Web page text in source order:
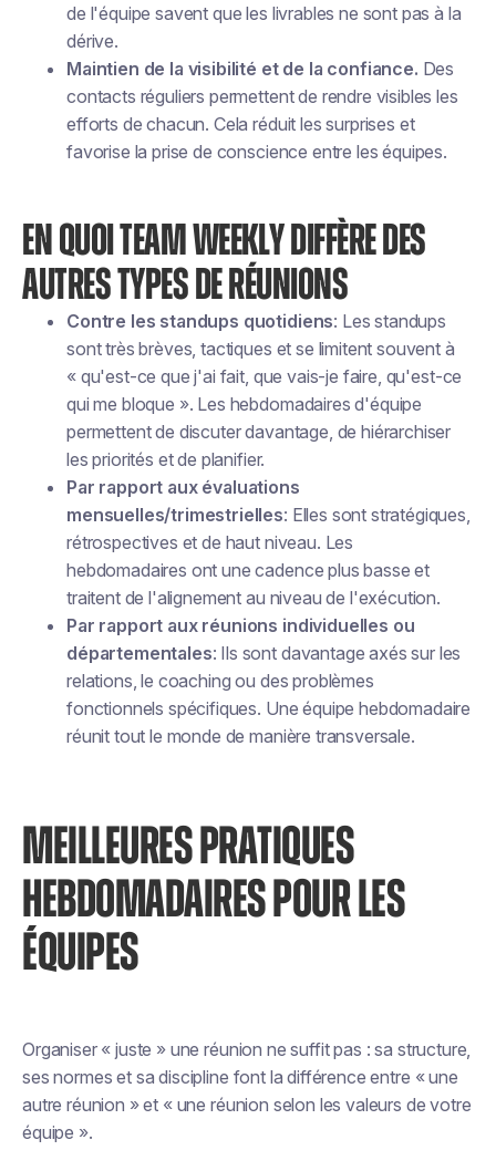
de l'équipe savent que les livrables ne sont pas à la
dérive.
Maintien de la visibilité et de la confiance. Des
contacts réguliers permettent de rendre visibles les
efforts de chacun. Cela réduit les surprises et
favorise la prise de conscience entre les équipes.
EN QUOI TEAM WEEKLY DIFFÈRE DES
AUTRES TYPES DE RÉUNIONS
Contre les standups quotidiens: Les standups
sont très brèves, tactiques et se limitent souvent à
« qu'est-ce que j'ai fait, que vais-je faire, qu'est-ce
qui me bloque ». Les hebdomadaires d'équipe
permettent de discuter davantage, de hiérarchiser
les priorités et de planifier.
Par rapport aux évaluations
mensuelles/trimestrielles: Elles sont stratégiques,
rétrospectives et de haut niveau. Les
hebdomadaires ont une cadence plus basse et
traitent de l'alignement au niveau de l'exécution.
Par rapport aux réunions individuelles ou
départementales: Ils sont davantage axés sur les
relations, le coaching ou des problèmes
fonctionnels spécifiques. Une équipe hebdomadaire
réunit tout le monde de manière transversale.
MEILLEURES PRATIQUES
HEBDOMADAIRES POUR LES
ÉQUIPES
Organiser « juste » une réunion ne suffit pas : sa structure,
ses normes et sa discipline font la différence entre « une
autre réunion » et « une réunion selon les valeurs de votre
équipe ».